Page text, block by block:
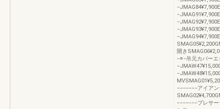
開き
−※−吊元カバー
−−−−−−−アイア
−−−−−−−プレサ